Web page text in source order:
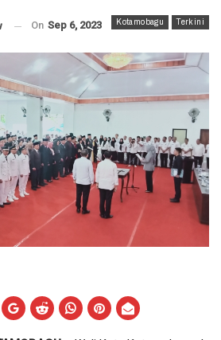
Kotamobagu Terkini
On Sep 6, 2023